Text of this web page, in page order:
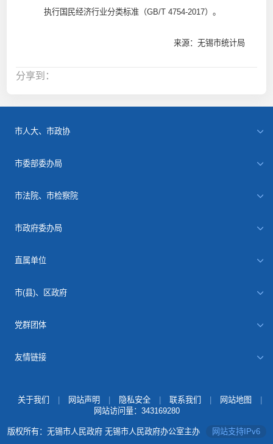
执行国民经济行业分类标准（GB/T 4754-2017）。
来源：无锡市统计局
分享到：
市人大、市政协
市委部委办局
市法院、市检察院
市政府委办局
直属单位
市(县)、区政府
党群团体
友情链接
关于我们 网站声明 隐私安全 联系我们 网站地图
网站访问量： 343169280
版权所有：无锡市人民政府 无锡市人民政府办公室主办 网站支持IPv6